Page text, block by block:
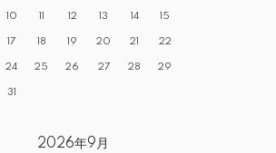
10 11 12 13 14 15
17 18 19 20 21 22
24 25 26 27 28 29
31
2026年9月